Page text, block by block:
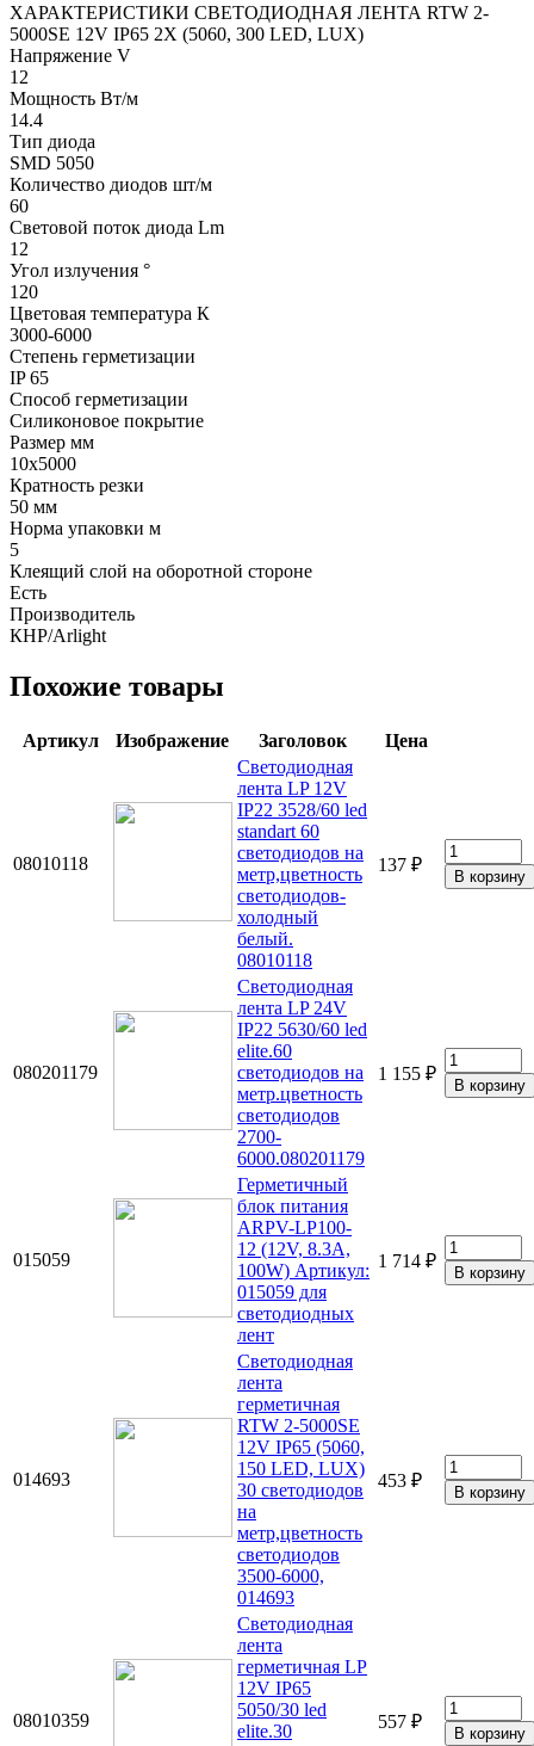
ХАРАКТЕРИСТИКИ СВЕТОДИОДНАЯ ЛЕНТА RTW 2-
5000SE 12V IP65 2X (5060, 300 LED, LUX)
Напряжение V
12
Мощность Вт/м
14.4
Тип диода
SMD 5050
Количество диодов шт/м
60
Световой поток диода Lm
12
Угол излучения °
120
Цветовая температура К
3000-6000
Степень герметизации
IP 65
Способ герметизации
Cиликоновое покрытие
Размер мм
10x5000
Кратность резки
50 мм
Норма упаковки м
5
Клеящий слой на оборотной стороне
Есть
Производитель
КНР/Arlight
Похожие товары
Артикул Изображение Заголовок Цена
08010118
Светодиодная
лента LP 12V
IP22 3528/60 led
standart 60
светодиодов на
метр,цветность
светодиодов-
холодный
белый.
08010118
137 ₽
080201179
Светодиодная
лента LP 24V
IP22 5630/60 led
elite.60
светодиодов на
метр.цветность
светодиодов
2700-
6000.080201179
1 155 ₽
015059
Герметичный
блок питания
ARPV-LP100-
12 (12V, 8.3A,
100W) Артикул:
015059 для
светодиодных
лент
1 714 ₽
014693
Светодиодная
лента
герметичная
RTW 2-5000SE
12V IP65 (5060,
150 LED, LUX)
30 светодиодов
на
метр,цветность
светодиодов
3500-6000,
014693
453 ₽
08010359
Светодиодная
лента
герметичная LP
12V IP65
5050/30 led
elite.30
557 ₽